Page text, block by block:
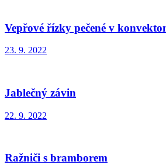
Vepřové řízky pečené v
23. 9. 2022
Jablečný závin
22. 9. 2022
Ražniči s bramborem